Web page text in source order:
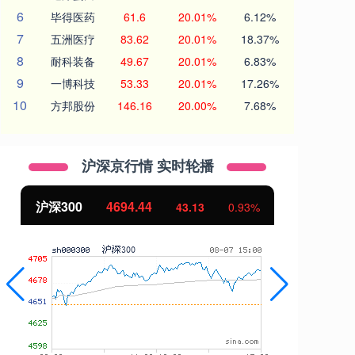
6 毕得医药 61.6 20.01% 6.12%
7 五洲医疗 83.62 20.01% 18.37%
8 耐科装备 49.67 20.01% 6.83%
9 一博科技 53.33 20.01% 17.26%
10 方邦股份 146.16 20.00% 7.68%
沪深京行情 实时轮播
沪深300 4694.44 43.13 0.93%